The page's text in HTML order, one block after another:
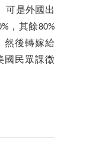
可是外國出
，其餘80%
然後轉嫁給
國民眾課徵